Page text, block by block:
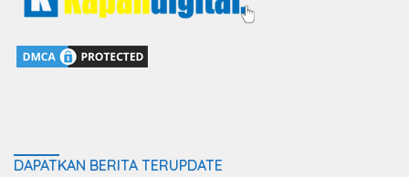
DAPATKAN BERITA TERUPDATE